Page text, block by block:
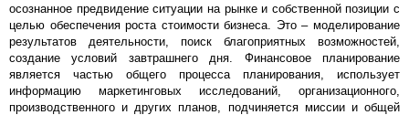
осознанное предвидение ситуации на рынке и собственной позиции с
целью обеспечения роста стоимости бизнеса. Это – моделирование
результатов деятельности, поиск благоприятных возможностей,
создание условий завтрашнего дня. Финансовое планирование
является частью общего процесса планирования, использует
информацию маркетинговых исследований, организационного,
производственного и других планов, подчиняется миссии и общей